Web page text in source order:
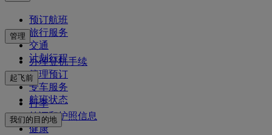
预订航班
旅行服务
交通
计划行程
管理
办理登机手续
管理预订
专车服务
航班状态
起飞前
行李
签证和护照信息
健康
我们的目的地